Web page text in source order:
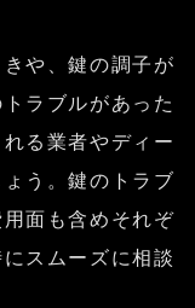
や、鍵の調子が
ラブルがあった
る業者やディー
う。鍵のトラブ
面も含めそれぞ
スムーズに相談